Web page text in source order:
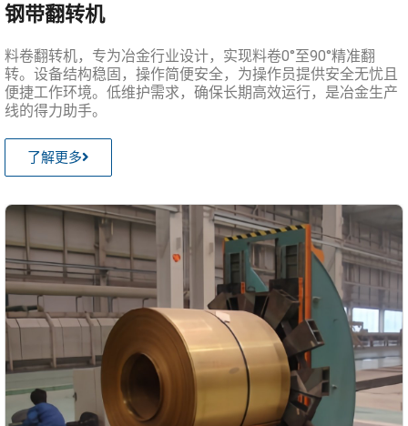
钢带翻转机
料卷翻转机，专为冶金行业设计，实现料卷0°至90°精准翻
转。设备结构稳固，操作简便安全，为操作员提供安全无忧且
便捷工作环境。低维护需求，确保长期高效运行，是冶金生产
线的得力助手。
了解更多